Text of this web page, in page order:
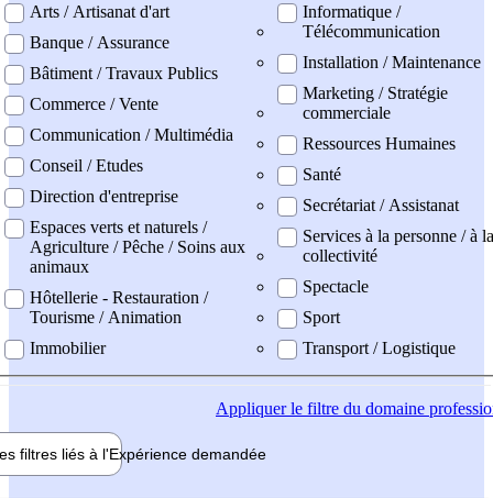
Arts / Artisanat d'art
Banque / Assurance
Bâtiment / Travaux Publics
Commerce / Vente
Communication / Multimédia
Conseil / Etudes
Direction d'entreprise
Espaces verts et naturels /
Agriculture / Pêche / Soins aux
animaux
Hôtellerie - Restauration /
Tourisme / Animation
Immobilier
Informatique /
Télécommunication
Installation / Maintenance
Marketing / Stratégie
commerciale
Ressources Humaines
Santé
Secrétariat / Assistanat
Services à la personne / à la
collectivité
Spectacle
Sport
Transport / Logistique
Appliquerle filtre du domaine
filtres liés à l'Expérience demandée